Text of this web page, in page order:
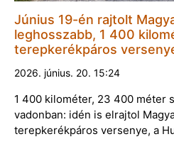
Június 19-én rajtolt
leghosszabb, 1 400
terepkerékpáros
2026. június. 20. 15:24
1 400 kilométer, 23 400 méter
vadonban: idén is elrajtol
terepkerékpáros versenye, a